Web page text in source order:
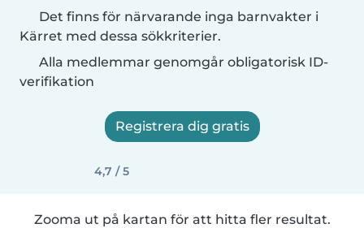
Det finns för närvarande inga barnvakter i
Kärret med dessa sökkriterier.
Alla medlemmar genomgår obligatorisk ID-
verifikation
Registrera dig gratis
4,7 / 5
Zooma ut på kartan för att hitta fler resultat.